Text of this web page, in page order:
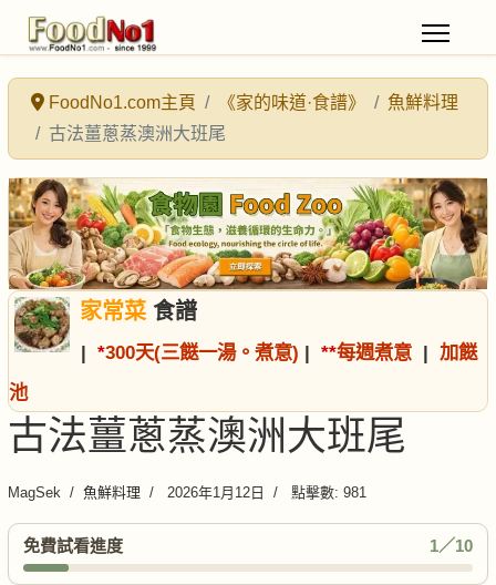
FoodNo1.com主頁 《家的味道·食譜》
魚鮮料理
古法薑蔥蒸澳洲大班尾
家常菜食譜
| *300天(三餸一湯。煮意) | **每週煮意 | 加餸
池
古法薑蔥蒸澳洲大班尾
MagSek 魚鮮料理 2026年1月12日 點擊數: 981
免費試看進度 1／10